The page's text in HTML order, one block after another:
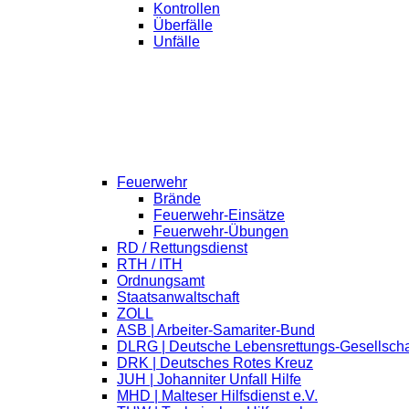
Kontrollen
Überfälle
Unfälle
Feuerwehr
Brände
Feuerwehr-Einsätze
Feuerwehr-Übungen
RD / Rettungsdienst
RTH / ITH
Ordnungsamt
Staatsanwaltschaft
ZOLL
ASB | Arbeiter-Samariter-Bund
DLRG | Deutsche Lebensrettungs-
DRK | Deutsches Rotes Kreuz
JUH | Johanniter Unfall Hilfe
MHD | Malteser Hilfsdienst e.V.